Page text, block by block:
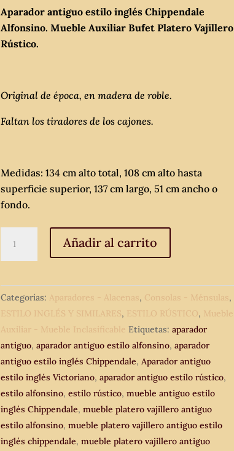
Aparador antiguo estilo inglés Chippendale
Alfonsino. Mueble Auxiliar Bufet Platero Vajillero
Rústico.
Original de época, en madera de roble.
Faltan los tiradores de los cajones.
Medidas: 134 cm alto total, 108 cm alto hasta
superficie superior, 137 cm largo, 51 cm ancho o
fondo.
antiguo
inglés
Chippendale
Alfonsino.
Mueble
Auxiliar
Bufet
Platero
Vajillero
Rústico.
cantidad
Añadir al carrito
Categorías: Aparadores - Alacenas, Consolas - Ménsulas,
ESTILO INGLÉS Y SIMILARES, ESTILO RÚSTICO, Mueble
Auxiliar - Mueble Inclasificable Etiquetas:aparador
antiguo,aparador antiguo estilo alfonsino,aparador
antiguo estilo inglés Chippendale,Aparador antiguo
estilo inglés Victoriano,aparador antiguo estilo rústico,
estilo alfonsino,estilo rústico,mueble antiguo estilo
inglés Chippendale,mueble platero vajillero antiguo
estilo alfonsino,mueble platero vajillero antiguo estilo
inglés chippendale,mueble platero vajillero antiguo